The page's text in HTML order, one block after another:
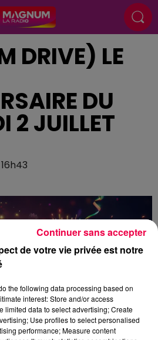
DRIVE) LE
DU
2 JUILLET
de votre vie privée est notre
the following data processing based on
interest: Store and/or access
limited data to select advertising; Create
Use profiles to select personalised
performance; Measure content
Continuer sans accepter